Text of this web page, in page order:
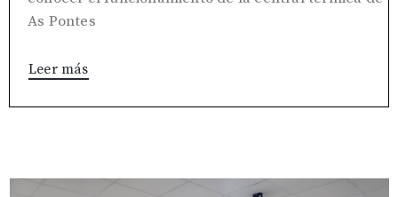
As Pontes
Leer más